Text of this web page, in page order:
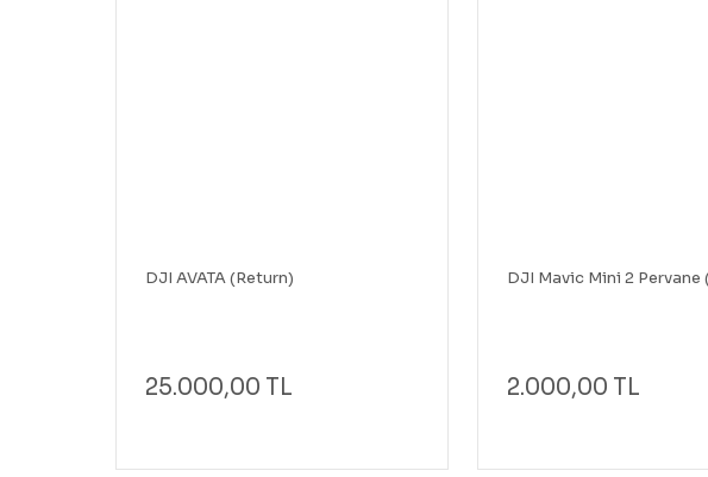
DJI AVATA (Return)
25.000,00 TL
DJI Mavic Mini 2 Pervane
2.000,00 TL